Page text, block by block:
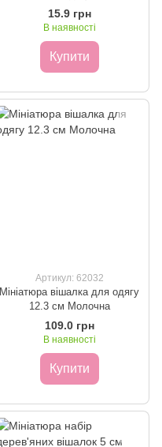
Бронза
15.9 грн
В наявності
Купити
Артикул: 62032
Мініатюра вішалка для одягу
12.3 см Молочна
109.0 грн
В наявності
Купити